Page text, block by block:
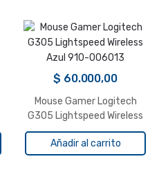
$ 60.000,00
Mouse Gamer Logitech
G305 Lightspeed Wireless
Azul 910-006013
Añadir al carrito